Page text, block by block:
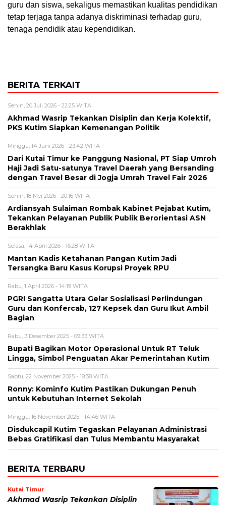
guru dan siswa, sekaligus memastikan kualitas pendidikan
tetap terjaga tanpa adanya diskriminasi terhadap guru,
tenaga pendidik atau kependidikan.
BERITA TERKAIT
Senin, 20 Juli 2026 - 22:25 WITA
Akhmad Wasrip Tekankan Disiplin dan Kerja Kolektif,
PKS Kutim Siapkan Kemenangan Politik
Minggu, 14 Juni 2026 - 23:42 WITA
Dari Kutai Timur ke Panggung Nasional, PT Siap Umroh
Haji Jadi Satu-satunya Travel Daerah yang Bersanding
dengan Travel Besar di Jogja Umrah Travel Fair 2026
Senin, 18 Mei 2026 - 20:16 WITA
Ardiansyah Sulaiman Rombak Kabinet Pejabat Kutim,
Tekankan Pelayanan Publik Publik Berorientasi ASN
Berakhlak
Selasa, 14 April 2026 - 16:28 WITA
Mantan Kadis Ketahanan Pangan Kutim Jadi
Tersangka Baru Kasus Korupsi Proyek RPU
Rabu, 1 April 2026 - 14:19 WITA
PGRI Sangatta Utara Gelar Sosialisasi Perlindungan
Guru dan Konfercab, 127 Kepsek dan Guru Ikut Ambil
Bagian
Rabu, 3 Desember 2025 - 09:33 WITA
Bupati Bagikan Motor Operasional Untuk RT Teluk
Lingga, Simbol Penguatan Akar Pemerintahan Kutim
Sabtu, 22 November 2025 - 18:38 WITA
Ronny: Kominfo Kutim Pastikan Dukungan Penuh
untuk Kebutuhan Internet Sekolah
Minggu, 16 November 2025 - 14:46 WITA
Disdukcapil Kutim Tegaskan Pelayanan Administrasi
Bebas Gratifikasi dan Tulus Membantu Masyarakat
BERITA TERBARU
Kutai Timur
Akhmad Wasrip Tekankan Disiplin